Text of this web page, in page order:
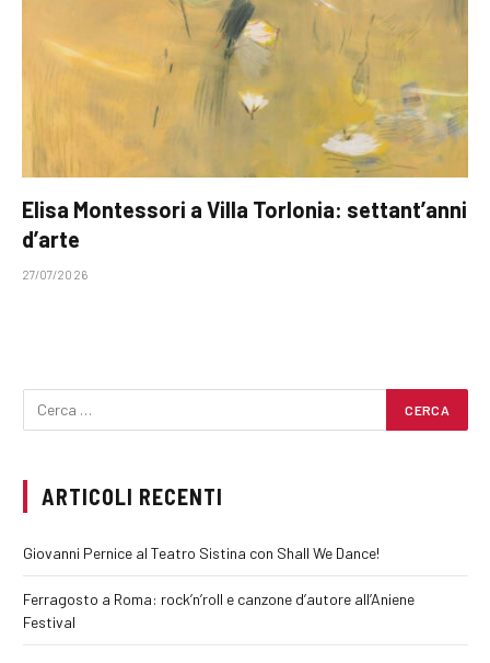
Elisa Montessori a Villa Torlonia: settant’anni
d’arte
27/07/2026
ARTICOLI RECENTI
Giovanni Pernice al Teatro Sistina con Shall We Dance!
Ferragosto a Roma: rock’n’roll e canzone d’autore all’Aniene
Festival